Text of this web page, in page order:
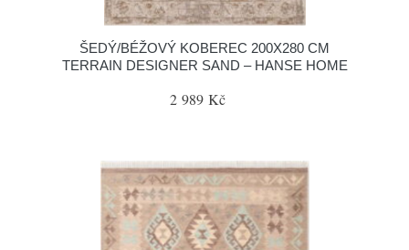
ŠEDÝ/BÉŽOVÝ KOBEREC 200X280 CM
TERRAIN DESIGNER SAND – HANSE HOME
2 989 Kč